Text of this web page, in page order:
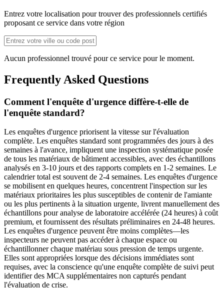
Entrez votre localisation pour trouver des professionnels certifiés
proposant ce service dans votre région
Aucun professionnel trouvé pour ce service pour le moment.
Frequently Asked Questions
Comment l'enquête d'urgence diffère-t-elle de
l'enquête standard?
Les enquêtes d'urgence priorisent la vitesse sur l'évaluation
complète. Les enquêtes standard sont programmées des jours à des
semaines à l'avance, impliquent une inspection systématique posée
de tous les matériaux de bâtiment accessibles, avec des échantillons
analysés en 3-10 jours et des rapports complets en 1-2 semaines. Le
calendrier total est souvent de 2-4 semaines. Les enquêtes d'urgence
se mobilisent en quelques heures, concentrent l'inspection sur les
matériaux prioritaires les plus susceptibles de contenir de l'amiante
ou les plus pertinents à la situation urgente, livrent manuellement des
échantillons pour analyse de laboratoire accélérée (24 heures) à coût
premium, et fournissent des résultats préliminaires en 24-48 heures.
Les enquêtes d'urgence peuvent être moins complètes—les
inspecteurs ne peuvent pas accéder à chaque espace ou
échantillonner chaque matériau sous pression de temps urgente.
Elles sont appropriées lorsque des décisions immédiates sont
requises, avec la conscience qu'une enquête complète de suivi peut
identifier des MCA supplémentaires non capturés pendant
l'évaluation de crise.